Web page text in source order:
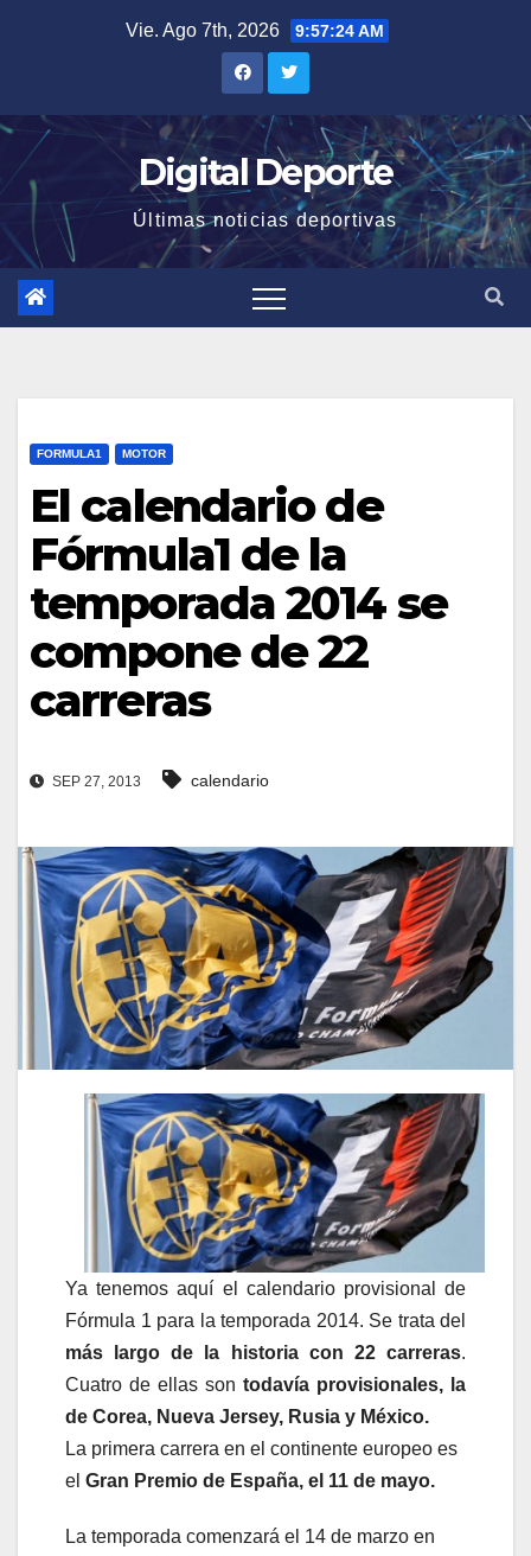
Vie. Ago 7th, 2026 9:57:25 AM
Digital Deporte
Últimas noticias deportivas
FORMULA1 MOTOR
El calendario de
Fórmula1 de la
temporada 2014 se
compone de 22
carreras
SEP 27, 2013 calendario
Ya tenemos aquí el calendario provisional de
Fórmula 1 para la temporada 2014. Se trata del
más largo de la historia con 22 carreras.
Cuatro de ellas son todavía provisionales, la
de Corea, Nueva Jersey, Rusia y México.
La primera carrera en el continente europeo es
el Gran Premio de España, el 11 de mayo.
La temporada comenzará el 14 de marzo en